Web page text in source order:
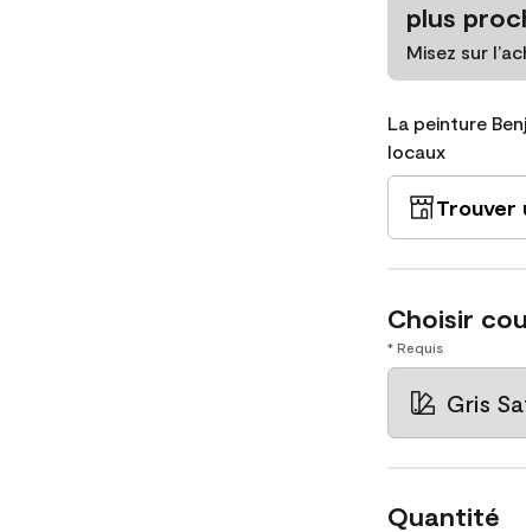
plus
Misez sur
La peinture
locaux
Trouver
Choisir
* Requis
Gris
Quantité